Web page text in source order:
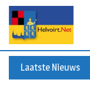
Laatste Nieuws